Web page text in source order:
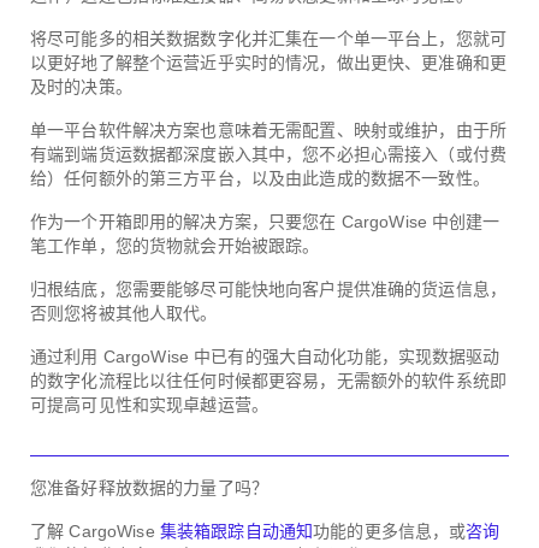
将尽可能多的相关数据数字化并汇集在一个单一平台上，您就可
以更好地了解整个运营近乎实时的情况，做出更快、更准确和更
及时的决策。
单一平台软件解决方案也意味着无需配置、映射或维护，由于所
有端到端货运数据都深度嵌入其中，您不必担心需接入（或付费
给）任何额外的第三方平台，以及由此造成的数据不一致性。
作为一个开箱即用的解决方案，只要您在 CargoWise 中创建一
笔工作单，您的货物就会开始被跟踪。
归根结底，您需要能够尽可能快地向客户提供准确的货运信息，
否则您将被其他人取代。
通过利用 CargoWise 中已有的强大自动化功能，实现数据驱动
的数字化流程比以往任何时候都更容易，无需额外的软件系统即
可提高可见性和实现卓越运营。
您准备好释放数据的力量了吗？
了解 CargoWise 集装箱跟踪自动通知功能的更多信息，或咨询